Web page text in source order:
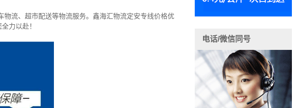
流、超市配送等物流服务。 鑫海汇物流定安专线价格优
力以赴！
电话/微信同号